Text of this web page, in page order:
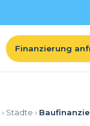
Finanzierung
› Städte ›